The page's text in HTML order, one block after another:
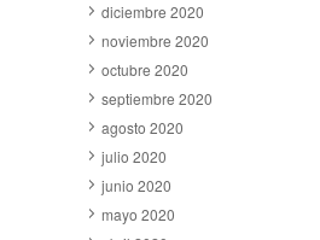
diciembre 2020
noviembre 2020
octubre 2020
septiembre 2020
agosto 2020
julio 2020
junio 2020
mayo 2020